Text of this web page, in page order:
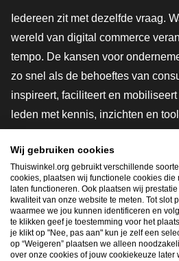
Iedereen zit met dezelfde vraag.
wereld van digital commerce
tempo. De kansen voor
zo snel als de behoeftes van
inspireert, faciliteert en
leden met kennis, inzichten en
innovatievere toekomst. Dus groei
shoppen slimmer.
Lid worden
Snel navigeren
Wij gebruiken cookies
Thuiswinkel.org gebruikt verschillende
cookies, plaatsen wij functionele cookies die
laten functioneren. Ook plaatsen wij
kwaliteit van onze website te meten. Tot slot
waarmee we jou kunnen identificeren en
te klikken geef je toestemming voor het
je klikt op "Nee, pas aan" kun je zelf een
op “Weigeren” plaatsen we alleen
over onze cookies of jouw cookiekeuze later